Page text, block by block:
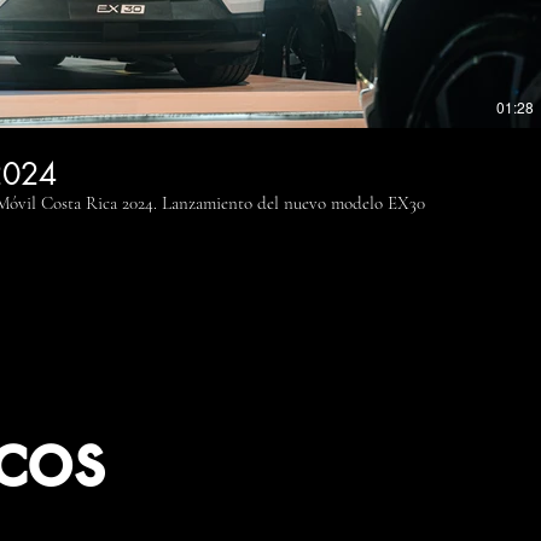
01:28
Costa Rica 2024. Lanzamiento del nuevo modelo EX30